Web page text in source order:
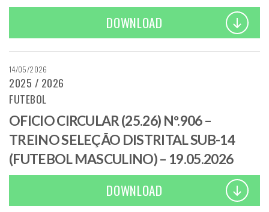
DOWNLOAD
14/05/2026
2025 / 2026
FUTEBOL
OFICIO CIRCULAR (25.26) Nº.906 –
TREINO SELEÇÃO DISTRITAL SUB-14
(FUTEBOL MASCULINO) – 19.05.2026
DOWNLOAD